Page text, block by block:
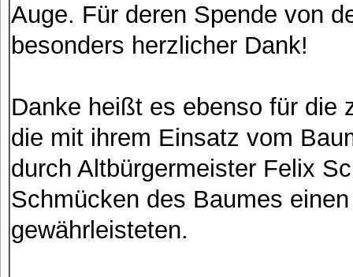
Auge. Für deren Spende von
besonders herzlicher Dank!
Danke heißt es ebenso für die
die mit ihrem Einsatz vom
durch Altbürgermeister Felix
Schmücken des Baumes
gewährleisteten.